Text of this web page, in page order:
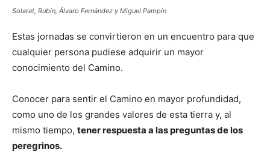
Solarat, Rubín, Álvaro Fernández y Miguel Pampín
Estas jornadas se convirtieron en un encuentro para que
cualquier persona pudiese adquirir un mayor
conocimiento del Camino.
Conocer para sentir el Camino en mayor profundidad,
como uno de los grandes valores de esta tierra y, al
mismo tiempo, tener respuesta a las preguntas de los
peregrinos.